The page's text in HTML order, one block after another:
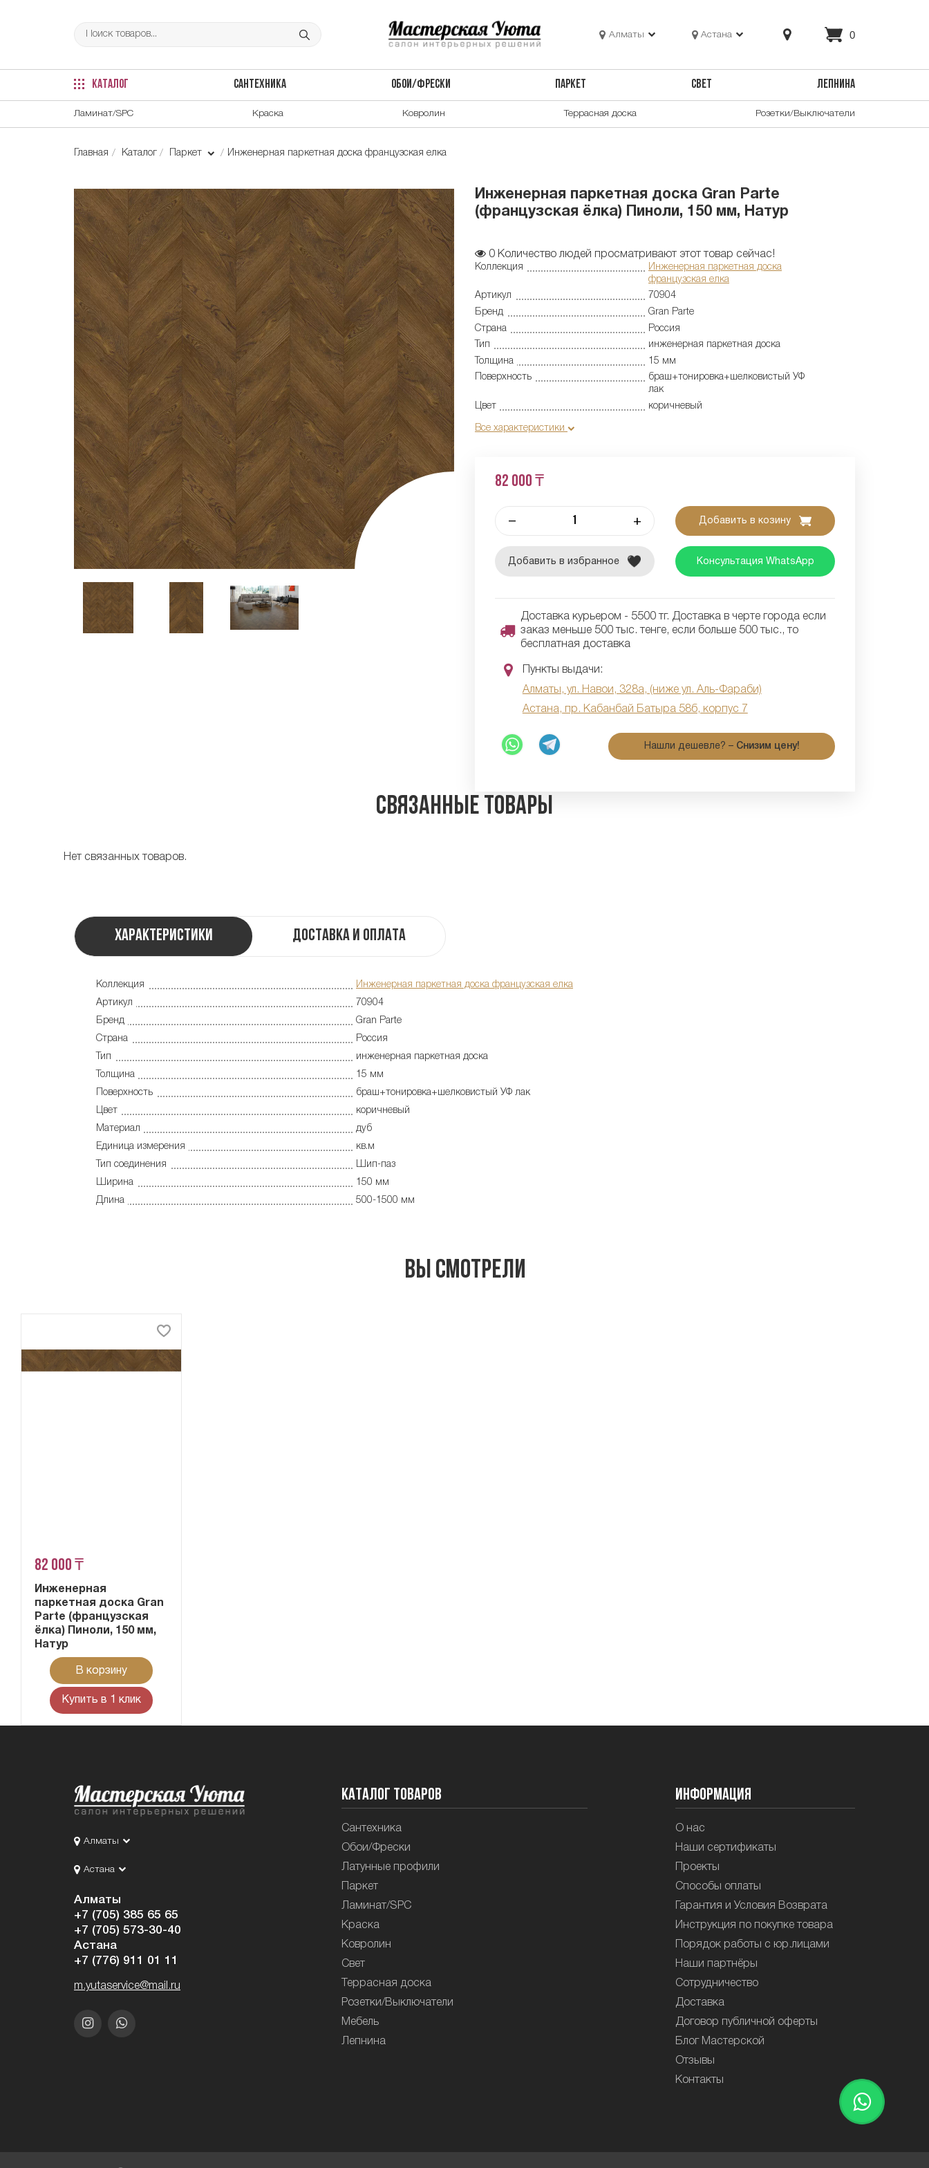
Алматы Астана 0
КАТАЛОГ САНТЕХНИКА ОБОИ/ФРЕСКИ ПАРКЕТ СВЕТ ЛЕПНИНА
Ламинат/SPC Краска Ковролин Террасная доска Розетки/Выключатели
Главная Каталог Паркет Инженерная паркетная доска французская елка
Инженерная паркетная доска Gran Parte
(французская ёлка) Пиноли, 150 мм, Натур
0 Количество людей просматривают этот товар сейчас!
Коллекция
Инженерная паркетная доска
французская елка
Артикул
70904
Бренд
Gran Parte
Страна
Россия
Тип
инженерная паркетная доска
Толщина
15 мм
Поверхность
браш+тонировка+шелковистый УФ
лак
Цвет
коричневый
Все характеристики
82 000 ₸
– + Добавить в козину
Добавить в избранное Консультация WhatsApp
Доставка курьером - 5500 тг. Доставка в черте города если
заказ меньше 500 тыс. тенге, если больше 500 тыс., то
бесплатная доставка
Пункты выдачи:
Алматы, ул. Навои, 328а, (ниже ул. Аль-Фараби)
Астана, пр. Кабанбай Батыра 58б, корпус 7
Нашли дешевле? – Снизим цену!
Связанные товары
Нет связанных товаров.
Характеристики Доставка и оплата
Коллекция
Инженерная паркетная доска французская елка
Артикул
70904
Бренд
Gran Parte
Страна
Россия
Тип
инженерная паркетная доска
Толщина
15 мм
Поверхность
браш+тонировка+шелковистый УФ лак
Цвет
коричневый
Материал
дуб
Единица измерения
кв.м
Тип соединения
Шип-паз
Ширина
150 мм
Длина
500-1500 мм
Вы смотрели
82 000 ₸
Инженерная
паркетная доска Gran
Parte (французская
ёлка) Пиноли, 150 мм,
Натур
В корзину
Купить в 1 клик
Алматы
Астана
Алматы
+7 (705) 385 65 65
+7 (705) 573-30-40
Астана
+7 (776) 911 01 11
m.yutaservice@mail.ru
Каталог товаров
Сантехника
Обои/Фрески
Латунные профили
Паркет
Ламинат/SPC
Краска
Ковролин
Свет
Террасная доска
Розетки/Выключатели
Мебель
Лепнина
Информация
О нас
Наши сертификаты
Проекты
Способы оплаты
Гарантия и Условия Возврата
Инструкция по покупке товара
Порядок работы с юр.лицами
Наши партнёры
Сотрудничество
Доставка
Договор публичной оферты
Блог Мастерской
Отзывы
Контакты